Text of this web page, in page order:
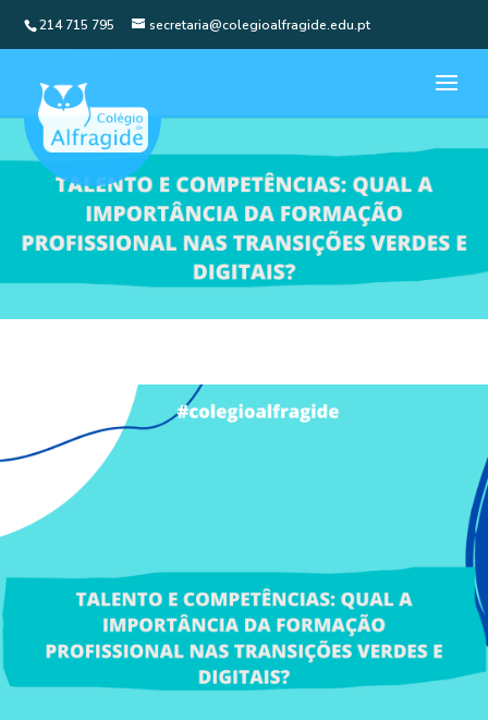
214 715 795 secretaria@colegioalfragide.edu.pt